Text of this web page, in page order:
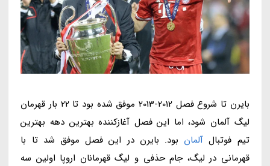
بایرن تا شروع فصل 2012-2013 موفق شده بود تا 22 بار قهرمان
لیگ آلمان شود، اما این فصل آغازکننده بهترین دهه بهترین
تیم فوتبال آلمان بود. بایرن در این فصل موفق شد تا با
قهرمانی در لیگ، جام حذفی و لیگ قهرمانان اروپا اولین سه